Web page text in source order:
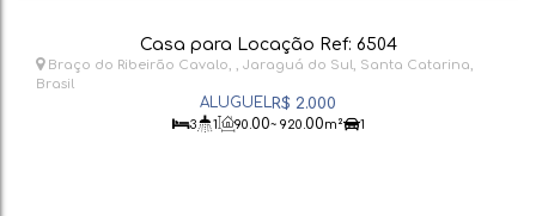
Casa para Locação Ref: 6504
R$ 2.000
Braço do Ribeirão Cavalo , Jaraguá do Sul, Santa Catarina,
Brasil
3 1 90 .00~ 920 .00m² 1